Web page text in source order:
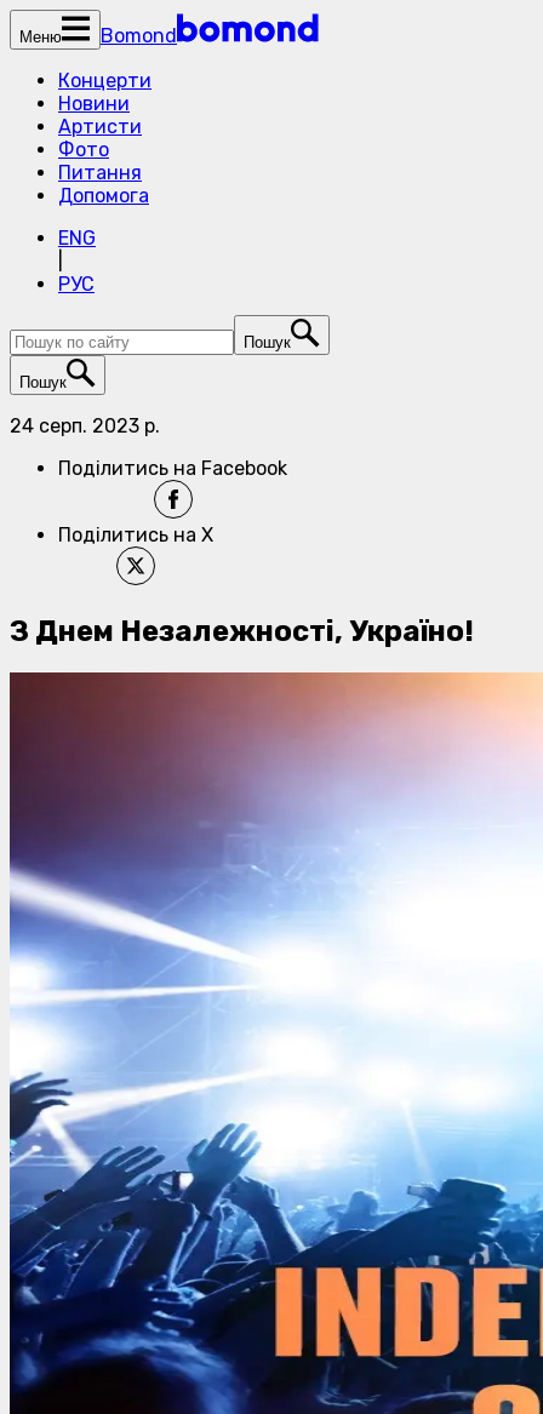
Меню
Bomond
Концерти
Новини
Артисти
Фото
Питання
Допомога
ENG
РУС
Пошук
Пошук
24 серп. 2023 р.
Поділитись на Facebook
Поділитись на X
З Днем Незалежності, Україно!